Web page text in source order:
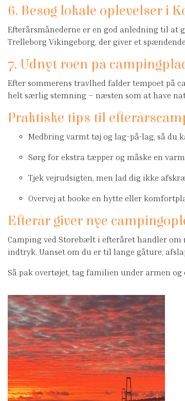
6. Besøg lokale oplevelser i
Efterårsmånederne er en god anledning til at
Trelleborg Vikingeborg, der giver et
7. Udnyt roen på
Efter sommerens travlhed falder tempoet på
helt særlig stemning – næsten som at have
Praktiske tips til
Medbring varmt tøj og lag-på-lag, så du
Sørg for ekstra tæpper og måske en
Tjek vejrudsigten, men lad dig ikke
Overvej at booke en hytte eller
Efterår giver nye
Camping ved Storebælt i efteråret handler om
indtryk. Uanset om du er til lange gåture,
Så pak overtøjet, tag familien under armen